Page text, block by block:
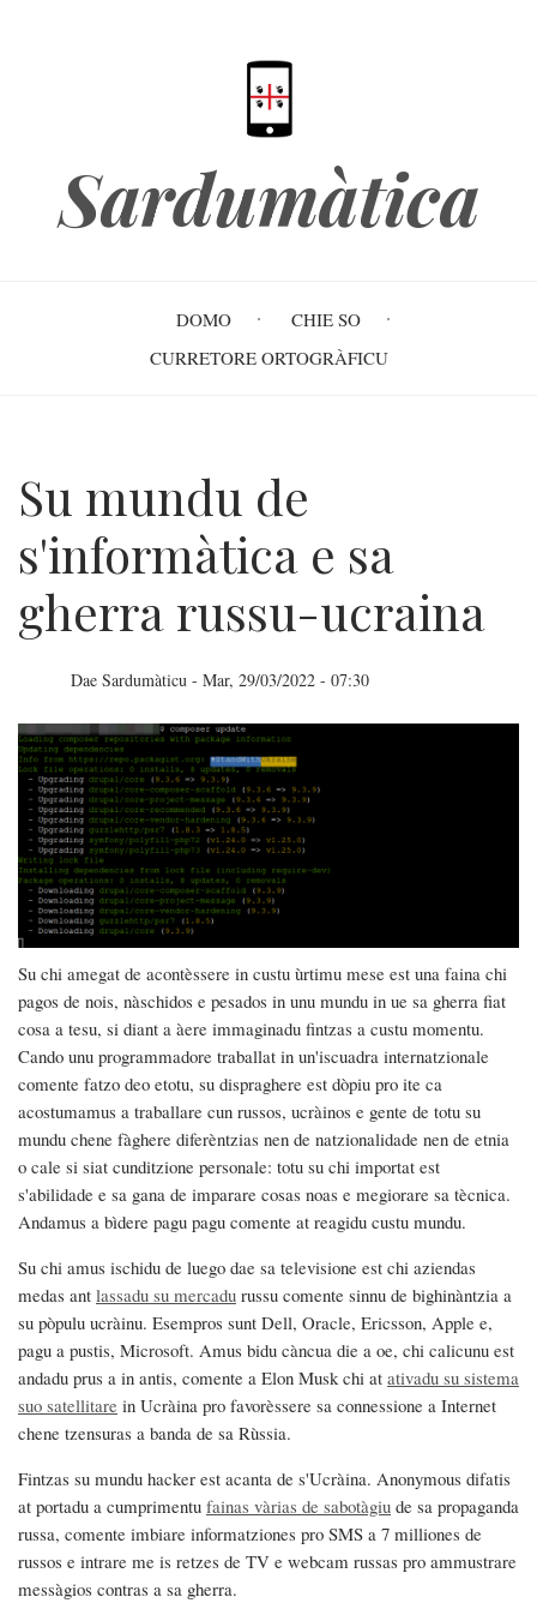
Sardumàtica
navigation
DOMO
CHIE SO
CURRETORE ORTOGRÀFICU
Su mundu de
s'informàtica e sa
gherra russu-ucraina
Su
mundu
de
s'informàtica
e
sa
gherra
russu-
ucraina
Dae Sardumàticu - Mar, 29/03/2022 - 07:30
Su chi amegat de acontèssere in custu ùrtimu mese est una faina chi
pagos de nois, nàschidos e pesados in unu mundu in ue sa gherra fiat
cosa a tesu, si diant a àere immaginadu fintzas a custu momentu.
Cando unu programmadore traballat in un'iscuadra internatzionale
comente fatzo deo etotu, su dispraghere est dòpiu pro ite ca
acostumamus a traballare cun russos, ucràinos e gente de totu su
mundu chene fàghere diferèntzias nen de natzionalidade nen de etnia
o cale si siat cunditzione personale: totu su chi importat est
s'abilidade e sa gana de imparare cosas noas e megiorare sa tècnica.
Andamus a bìdere pagu pagu comente at reagidu custu mundu.
Su chi amus ischidu de luego dae sa televisione est chi aziendas
medas ant lassadu su mercadu russu comente sinnu de bighinàntzia a
su pòpulu ucràinu. Esempros sunt Dell, Oracle, Ericsson, Apple e,
pagu a pustis, Microsoft. Amus bidu càncua die a oe, chi calicunu est
andadu prus a in antis, comente a Elon Musk chi at ativadu su sistema
suo satellitare in Ucràina pro favorèssere sa connessione a Internet
chene tzensuras a banda de sa Rùssia.
Fintzas su mundu hacker est acanta de s'Ucràina. Anonymous difatis
at portadu a cumprimentu fainas vàrias de sabotàgiu de sa propaganda
russa, comente imbiare informatziones pro SMS a 7 milliones de
russos e intrare me is retzes de TV e webcam russas pro ammustrare
messàgios contras a sa gherra.